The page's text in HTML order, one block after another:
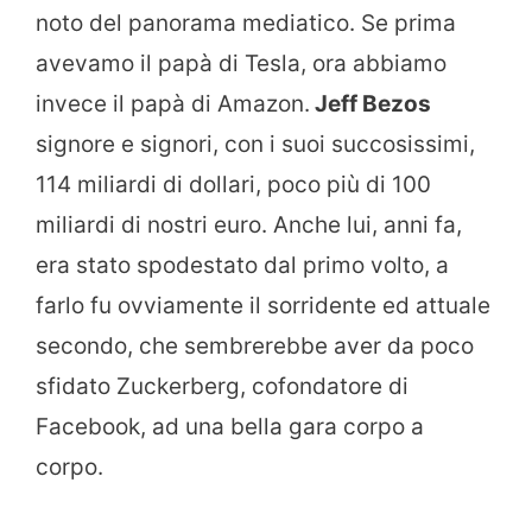
noto del panorama mediatico. Se prima
avevamo il papà di Tesla, ora abbiamo
invece il papà di Amazon. Jeff Bezos
signore e signori, con i suoi succosissimi,
114 miliardi di dollari, poco più di 100
miliardi di nostri euro. Anche lui, anni fa,
era stato spodestato dal primo volto, a
farlo fu ovviamente il sorridente ed attuale
secondo, che sembrerebbe aver da poco
sfidato Zuckerberg, cofondatore di
Facebook, ad una bella gara corpo a
corpo.